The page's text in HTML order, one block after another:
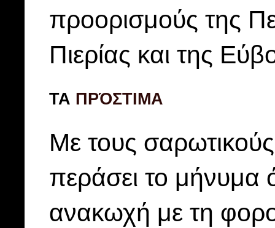
προορισμούς της
Πιερίας και της
ΤΑ ΠΡΌΣΤΙΜΑ
Με τους
περάσει το μήνυμα
ανακωχή με τη